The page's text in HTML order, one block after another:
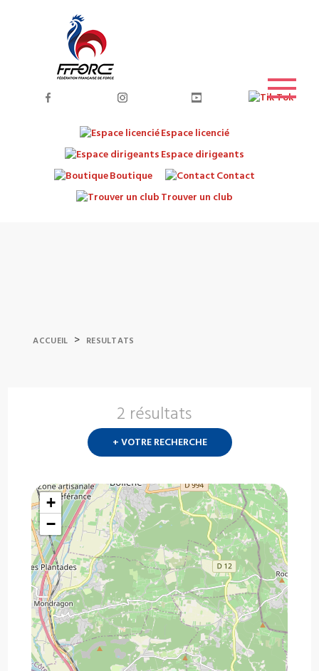
Espace licencié
Espace dirigeants
Boutique
Contact
Trouver un club
ACCUEIL > RESULTATS
2 résultats
+ VOTRE RECHERCHE
+
−